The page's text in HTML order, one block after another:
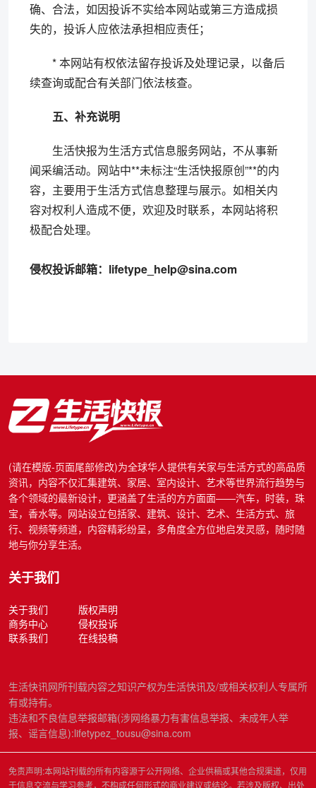
确、合法，如因投诉不实给本网站或第三方造成损
失的，投诉人应依法承担相应责任；
* 本网站有权依法留存投诉及处理记录，以备后
续查询或配合有关部门依法核查。
五、补充说明
生活快报为生活方式信息服务网站，不从事新
闻采编活动。网站中**未标注“生活快报原创”**的内
容，主要用于生活方式信息整理与展示。如相关内
容对权利人造成不便，欢迎及时联系，本网站将积
极配合处理。
侵权投诉邮箱：lifetype_help@sina.com
(请在模版-页面尾部修改)为全球华人提供有关家与生活方式的高品质
资讯，内容不仅汇集建筑、家居、室内设计、艺术等世界流行趋势与
各个领域的最新设计，更涵盖了生活的方方面面——汽车，时装，珠
宝，香水等。网站设立包括家、建筑、设计、艺术、生活方式、旅
行、视频等频道，内容精彩纷呈，多角度全方位地启发灵感，随时随
地与你分享生活。
关于我们
关于我们
版权声明
商务中心
侵权投诉
联系我们
在线投稿
生活快讯网所刊载内容之知识产权为生活快讯及/或相关权利人专属所
有或持有。
违法和不良信息举报邮箱(涉网络暴力有害信息举报、未成年人举
报、谣言信息):lifetypez_tousu@sina.com
免责声明:本网站刊载的所有内容源于公开网络、企业供稿或其他合规渠道，仅用
于信息交流与学习参考，不构成任何形式的商业建议或结论。若涉及版权、出处